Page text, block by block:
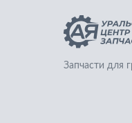
Запчасти для